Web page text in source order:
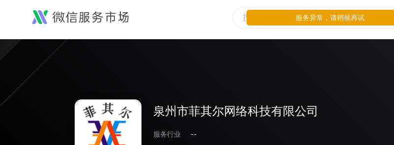
泉州市菲其尔网络科技有限公司
服务行业
--
服务异常，请稍候再试